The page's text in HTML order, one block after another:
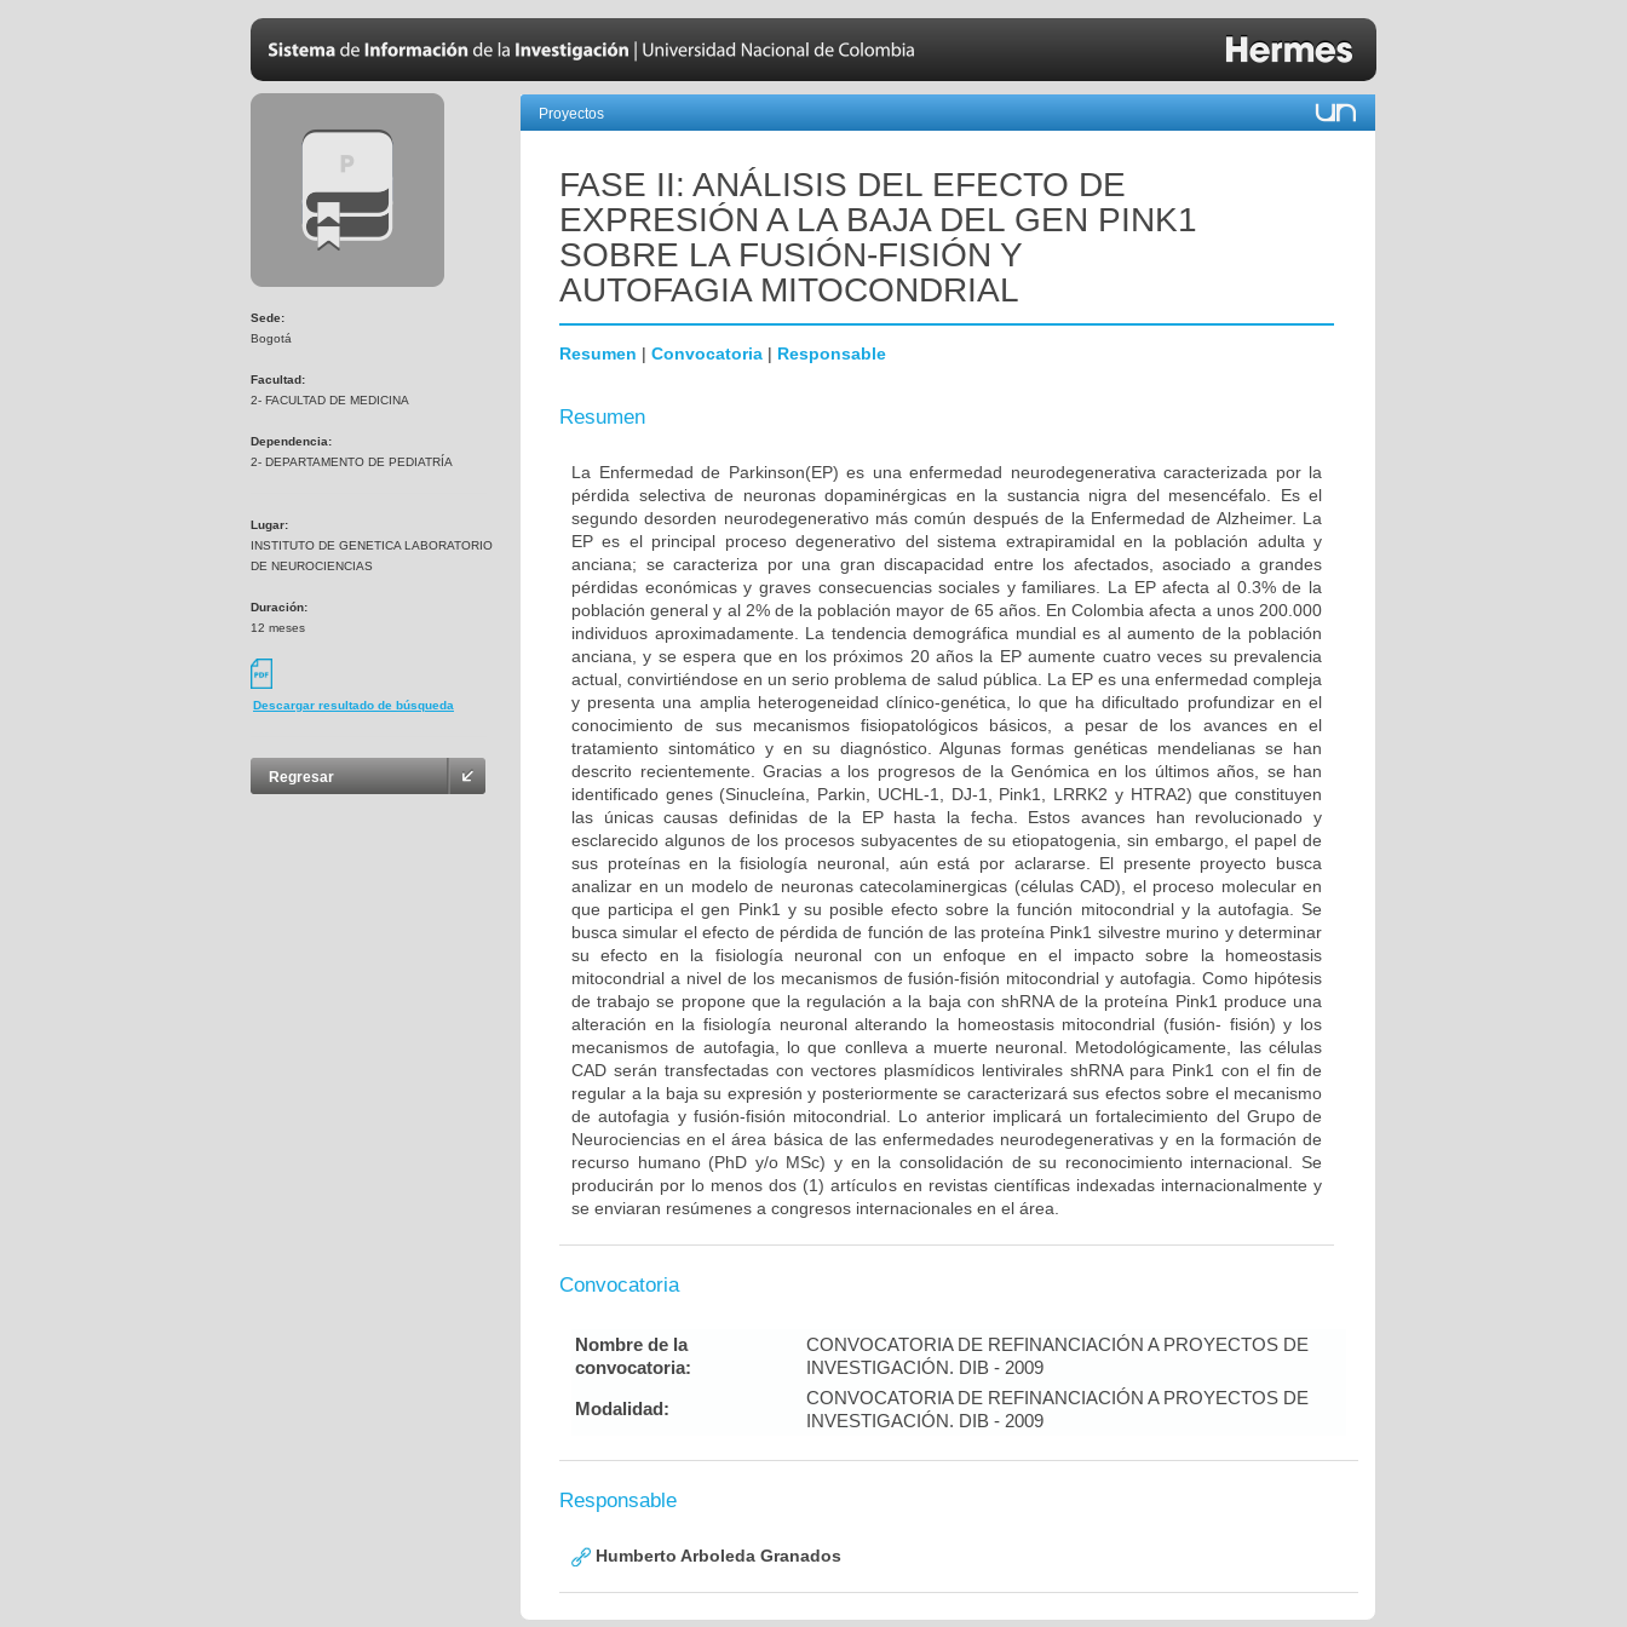
Sede:
Bogotá
Facultad:
2- FACULTAD DE MEDICINA
Dependencia:
2- DEPARTAMENTO DE PEDIATRÍA
Lugar:
INSTITUTO DE GENETICA LABORATORIO
DE NEUROCIENCIAS
Duración:
12 meses
Descargar resultado de búsqueda
Regresar
Proyectos
FASE II: ANÁLISIS DEL EFECTO DE
EXPRESIÓN A LA BAJA DEL GEN PINK1
SOBRE LA FUSIÓN-FISIÓN Y
AUTOFAGIA MITOCONDRIAL
Resumen | Convocatoria | Responsable
Resumen
La Enfermedad de Parkinson(EP) es una enfermedad neurodegenerativa caracterizada por la
pérdida selectiva de neuronas dopaminérgicas en la sustancia nigra del mesencéfalo. Es el
segundo desorden neurodegenerativo más común después de la Enfermedad de Alzheimer. La
EP es el principal proceso degenerativo del sistema extrapiramidal en la población adulta y
anciana; se caracteriza por una gran discapacidad entre los afectados, asociado a grandes
pérdidas económicas y graves consecuencias sociales y familiares. La EP afecta al 0.3% de la
población general y al 2% de la población mayor de 65 años. En Colombia afecta a unos 200.000
individuos aproximadamente. La tendencia demográfica mundial es al aumento de la población
anciana, y se espera que en los próximos 20 años la EP aumente cuatro veces su prevalencia
actual, convirtiéndose en un serio problema de salud pública. La EP es una enfermedad compleja
y presenta una amplia heterogeneidad clínico-genética, lo que ha dificultado profundizar en el
conocimiento de sus mecanismos fisiopatológicos básicos, a pesar de los avances en el
tratamiento sintomático y en su diagnóstico. Algunas formas genéticas mendelianas se han
descrito recientemente. Gracias a los progresos de la Genómica en los últimos años, se han
identificado genes (Sinucleína, Parkin, UCHL-1, DJ-1, Pink1, LRRK2 y HTRA2) que constituyen
las únicas causas definidas de la EP hasta la fecha. Estos avances han revolucionado y
esclarecido algunos de los procesos subyacentes de su etiopatogenia, sin embargo, el papel de
sus proteínas en la fisiología neuronal, aún está por aclararse. El presente proyecto busca
analizar en un modelo de neuronas catecolaminergicas (células CAD), el proceso molecular en
que participa el gen Pink1 y su posible efecto sobre la función mitocondrial y la autofagia. Se
busca simular el efecto de pérdida de función de las proteína Pink1 silvestre murino y determinar
su efecto en la fisiología neuronal con un enfoque en el impacto sobre la homeostasis
mitocondrial a nivel de los mecanismos de fusión-fisión mitocondrial y autofagia. Como hipótesis
de trabajo se propone que la regulación a la baja con shRNA de la proteína Pink1 produce una
alteración en la fisiología neuronal alterando la homeostasis mitocondrial (fusión- fisión) y los
mecanismos de autofagia, lo que conlleva a muerte neuronal. Metodológicamente, las células
CAD serán transfectadas con vectores plasmídicos lentivirales shRNA para Pink1 con el fin de
regular a la baja su expresión y posteriormente se caracterizará sus efectos sobre el mecanismo
de autofagia y fusión-fisión mitocondrial. Lo anterior implicará un fortalecimiento del Grupo de
Neurociencias en el área básica de las enfermedades neurodegenerativas y en la formación de
recurso humano (PhD y/o MSc) y en la consolidación de su reconocimiento internacional. Se
producirán por lo menos dos (1) artículos en revistas científicas indexadas internacionalmente y
se enviaran resúmenes a congresos internacionales en el área.
Convocatoria
Nombre de la
convocatoria:
CONVOCATORIA DE REFINANCIACIÓN A PROYECTOS DE
INVESTIGACIÓN. DIB - 2009
Modalidad:
CONVOCATORIA DE REFINANCIACIÓN A PROYECTOS DE
INVESTIGACIÓN. DIB - 2009
Responsable
Humberto Arboleda Granados